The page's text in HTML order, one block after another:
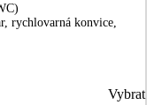
rychlovarná konvice,
Vybrat